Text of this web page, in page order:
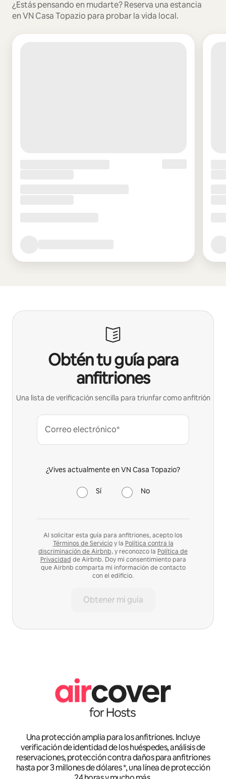
¿Estás pensando en mudarte? Reserva una estancia
en VN Casa Topazio para probar la vida local.
Obtén tu guía para
anfitriones
Una lista de verificación sencilla para triunfar como anfitrión
Correo electrónico*
¿Vives actualmente en VN Casa Topazio?
Sí No
Al solicitar esta guía para anfitriones, acepto los
Términos de Servicioy la Política contra la
discriminación de Airbnb,y reconozco la Política de
Privacidad de Airbnb. Doy mi consentimiento para
que Airbnb comparta mi información de contacto
con el edificio.
Obtener mi guía
Una protección amplia para los anfitriones. Incluye
verificación de identidad de los huéspedes, análisis de
reservaciones, protección contra daños para anfitriones
hasta por 3 millones de dólares *, una línea de protección